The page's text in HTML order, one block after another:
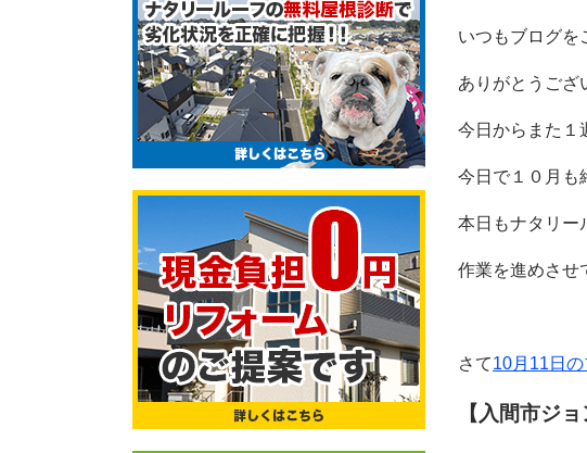
いつもブログを
ありがとうござ
今日からまた１
今日で１０月も
本日もナタリー
作業を進めさせ
さて10月11日
【入間市ジ